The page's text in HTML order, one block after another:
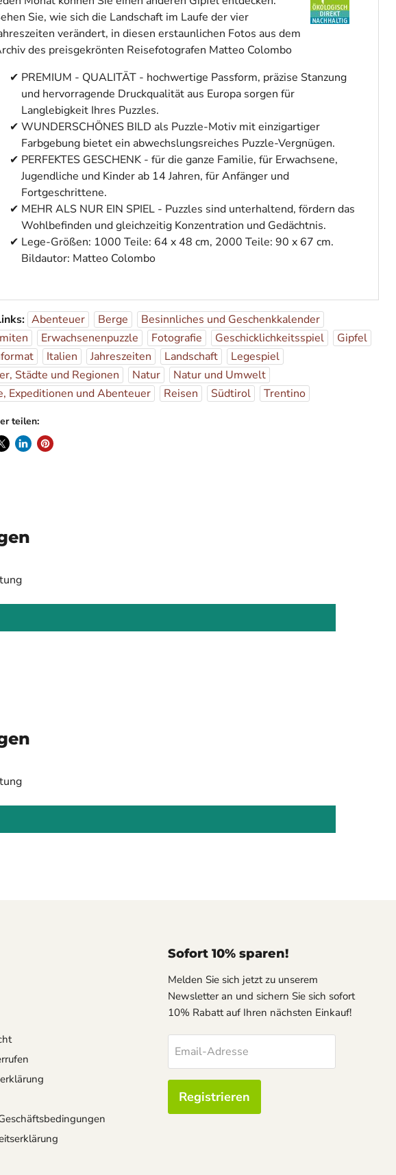
Sie, wie sich die Landschaft im Laufe der vier
verändert, in diesen erstaunlichen Fotos aus dem
des preisgekrönten Reisefotografen Matteo Colombo
PREMIUM - QUALITÄT - hochwertige Passform, präzise Stanzung
und hervorragende Druckqualität aus Europa sorgen für
Langlebigkeit Ihres Puzzles.
WUNDERSCHÖNES BILD als Puzzle-Motiv mit einzigartiger
Farbgebung bietet ein abwechslungsreiches Puzzle-Vergnügen.
PERFEKTES GESCHENK - für die ganze Familie, für Erwachsene,
Jugendliche und Kinder ab 14 Jahren, für Anfänger und
Fortgeschrittene.
MEHR ALS NUR EIN SPIEL - Puzzles sind unterhaltend, fördern das
Wohlbefinden und gleichzeitig Konzentration und Gedächtnis.
Lege-Größen: 1000 Teile: 64 x 48 cm, 2000 Teile: 90 x 67 cm.
Bildautor: Matteo Colombo
Abenteuer Berge
Besinnliches und Geschenkkalender
Erwachsenenpuzzle Fotografie Geschicklichkeitsspiel
Gipfel
Italien Jahreszeiten Landschaft
Legespiel
Städte und Regionen
Natur
Natur und Umwelt
Expeditionen und Abenteuer
Reisen Südtirol Trentino
teilen:
Sofort 10% sparen!
Melden Sie sich jetzt zu unserem
Newsletter an und sichern Sie sich sofort
10% Rabatt auf Ihren nächsten Einkauf!
Email-Adresse
Registrieren